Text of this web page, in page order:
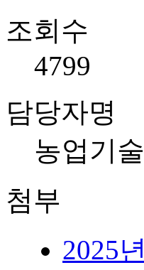
조회수
4799
담당자명
농업기
첨부
2025